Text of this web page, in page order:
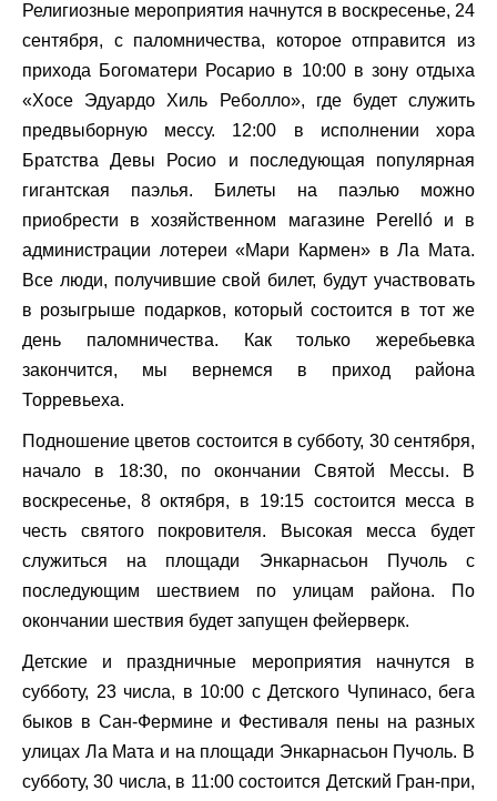
Религиозные мероприятия начнутся в воскресенье, 24
сентября, с паломничества, которое отправится из
прихода Богоматери Росарио в 10:00 в зону отдыха
«Хосе Эдуардо Хиль Реболло», где будет служить
предвыборную мессу. 12:00 в исполнении хора
Братства Девы Росио и последующая популярная
гигантская паэлья. Билеты на паэлью можно
приобрести в хозяйственном магазине Perelló и в
администрации лотереи «Мари Кармен» в Ла Мата.
Все люди, получившие свой билет, будут участвовать
в розыгрыше подарков, который состоится в тот же
день паломничества. Как только жеребьевка
закончится, мы вернемся в приход района
Торревьеха.
Подношение цветов состоится в субботу, 30 сентября,
начало в 18:30, по окончании Святой Мессы. В
воскресенье, 8 октября, в 19:15 состоится месса в
честь святого покровителя. Высокая месса будет
служиться на площади Энкарнасьон Пучоль с
последующим шествием по улицам района. По
окончании шествия будет запущен фейерверк.
Детские и праздничные мероприятия начнутся в
субботу, 23 числа, в 10:00 с Детского Чупинасо, бега
быков в Сан-Фермине и Фестиваля пены на разных
улицах Ла Мата и на площади Энкарнасьон Пучоль. В
субботу, 30 числа, в 11:00 состоится Детский Гран-при,